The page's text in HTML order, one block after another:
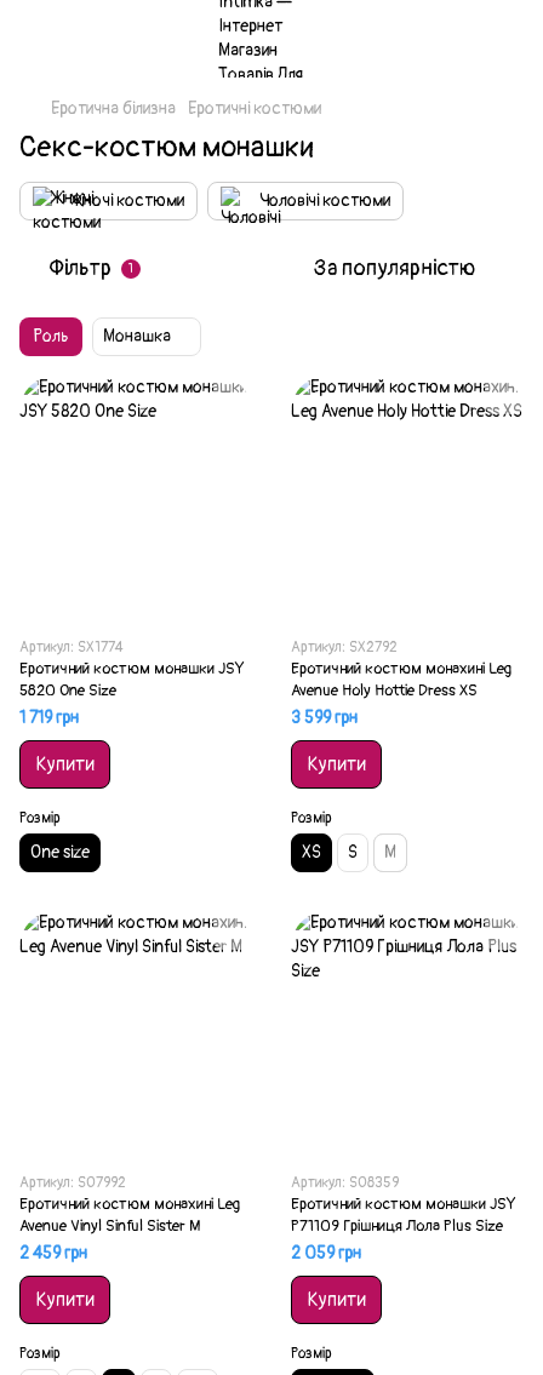
Еротична білизна Еротичні костюми
Секс-костюм монашки
Жіночі костюми Чоловічі костюми
Фільтр 1 За популярністю
Роль Монашка
Артикул: SX1774
Еротичний костюм монашки JSY
5820 One Size
1 719 грн
Купити
Розмір
One size
Артикул: SX2792
Еротичний костюм монахині Leg
Avenue Holy Hottie Dress XS
3 599 грн
Купити
Розмір
XS S M
Артикул: SO7992
Еротичний костюм монахині Leg
Avenue Vinyl Sinful Sister M
2 459 грн
Купити
Розмір
Артикул: SO8359
Еротичний костюм монашки JSY
P71109 Грішниця Лола Plus Size
2 059 грн
Купити
Розмір